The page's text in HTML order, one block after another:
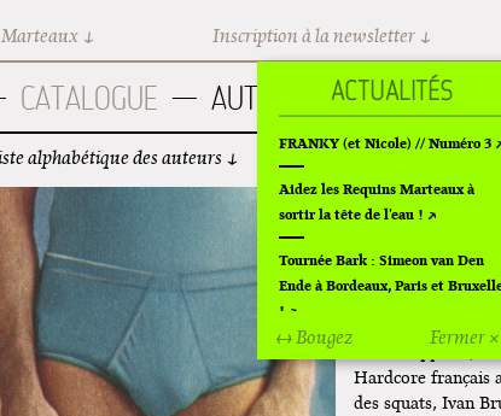
Marteaux Inscription à la newsletter
CATALOGUE AUTEURS BD CUL
alphabétique des auteurs
Diplômé des
aux Philippines,
Hardcore français
des squats, Ivan
Fermer ×
↔ Bougez
FRANKY (et Nicole) // Numéro 3
Aidez les Requins Marteaux à
sortir la tête de l'eau !
Tournée Bark : Simeon van Den
Ende à Bordeaux, Paris et
!
Off Of Off d'Angoulême 2024
Superette de noël à Pola